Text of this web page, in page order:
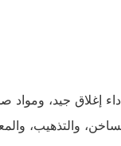
جيد، ومواد